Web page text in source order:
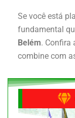
Se você está
fundamental
Belém. Confira
combine com